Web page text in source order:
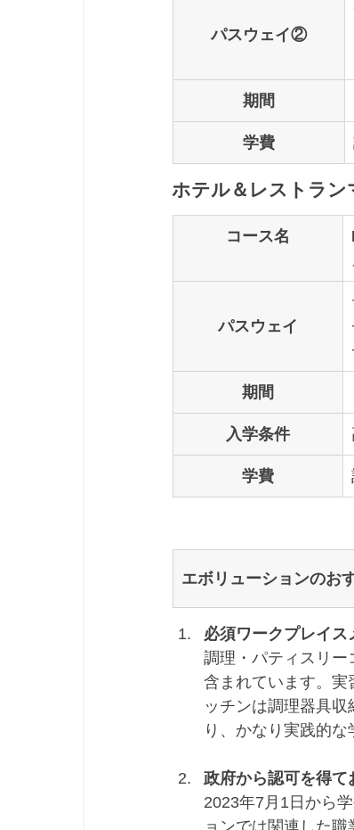
パスウェイ②
期間
学費
ホテル＆レストラン
コース名
パスウェイ
期間
入学条件
学費
エボリューションのお
必須ワークプレイ
調理・パティスリ
含まれています。
ッチンは調理器具
り、かなり実践的な
政府から認可を得て
2023年7月1日から
ョンでは関連した